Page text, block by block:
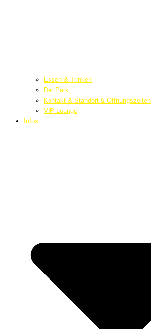
Essen & Trinken
Der Park
Kontakt & Standort & Öffnungszeiten
VIP Lounge
Infos